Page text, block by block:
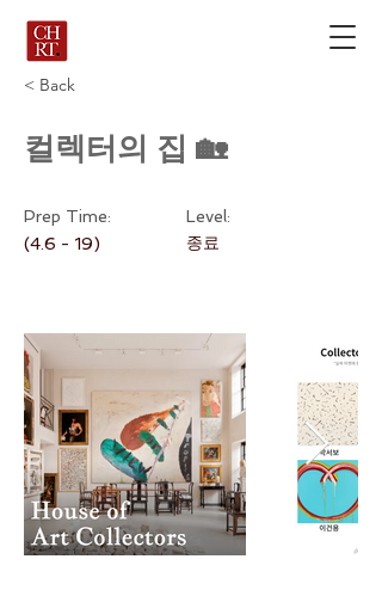
< Back
컬렉터의 집 🏡
Prep Time:
(4.6 - 19)
Level:
종료